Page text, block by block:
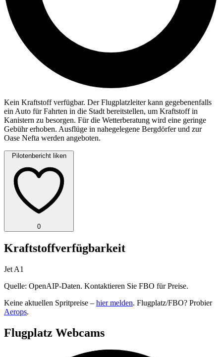
Kein Kraftstoff verfügbar. Der Flugplatzleiter kann gegebenenfalls
ein Auto für Fahrten in die Stadt bereitstellen, um Kraftstoff in
Kanistern zu besorgen. Für die Wetterberatung wird eine geringe
Gebühr erhoben. Ausflüge in nahegelegene Bergdörfer und zur
Oase Nefta werden angeboten.
Pilotenbericht liken
0
Kraftstoffverfügbarkeit
Jet A1
Quelle: OpenAIP-Daten. Kontaktieren Sie FBO für Preise.
Keine aktuellen Spritpreise – hier melden. Flugplatz/FBO? Probier
Aerops.
Flugplatz Webcams